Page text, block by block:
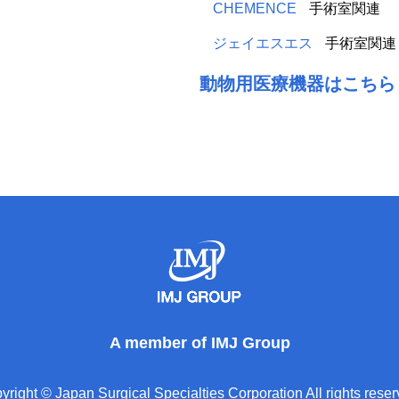
CHEMENCE 手術室関連
ジェイエスエス 手術室関連
動物用医療機器はこちら
A member of IMJ Group
© Japan Surgical Specialties Corporation All rights